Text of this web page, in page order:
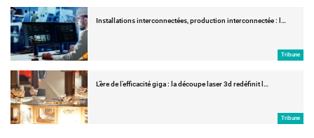
Installations interconnectées, production interconnectée : l…
Tribune
L’ère de l’efficacité giga : la découpe laser 3d redéfinit l…
Tribune